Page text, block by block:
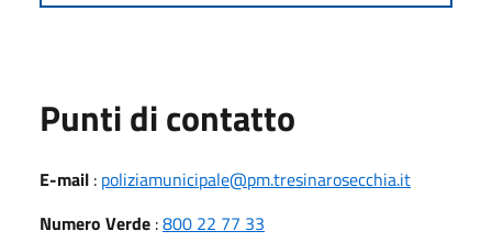
Punti di contatto
E-mail : poliziamunicipale@pm.tresinarosecchia.it
Numero Verde :800 22 77 33